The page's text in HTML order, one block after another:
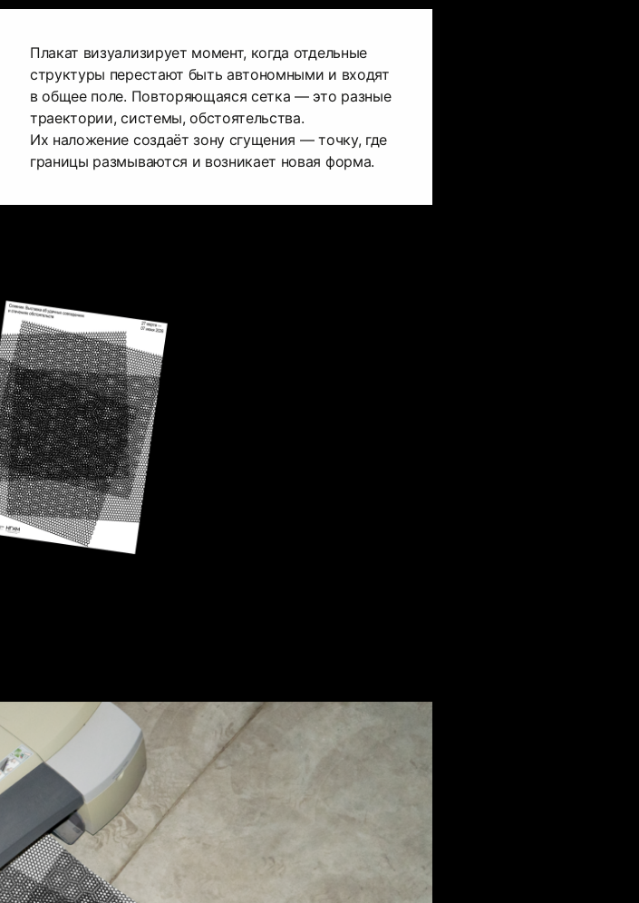
Плакат визуализирует момент, когда отдельные
структуры перестают быть автономными и входят
в общее поле. Повторяющаяся сетка — это разные
траектории, системы, обстоятельства.
Их наложение создаёт зону сгущения — точку, где
границы размываются и возникает новая форма.